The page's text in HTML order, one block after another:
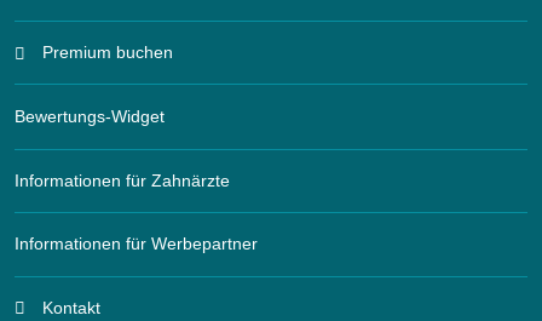
Premium buchen
Bewertungs-Widget
Informationen für Zahnärzte
Informationen für Werbepartner
Kontakt